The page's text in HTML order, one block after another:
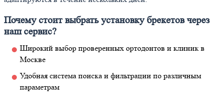
Почему стоит выбрать установку брекетов через
наш сервис?
Широкий выбор проверенных ортодонтов и клиник в
Москве
Удобная система поиска и фильтрации по различным
параметрам